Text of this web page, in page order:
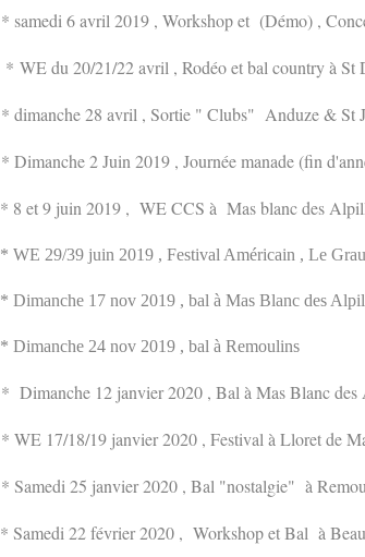
* samedi 6 avril 2019 , Workshop et (Démo) ,
* WE du 20/21/22 avril , Rodéo et bal country à St
* dimanche 28 avril , Sortie " Clubs" Anduze & St
* Dimanche 2 Juin 2019 , Journée manade (fin
* 8 et 9 juin 2019 , WE CCS à Mas blanc des
* WE 29/39 juin 2019 , Festival Américain , Le
* Dimanche 17 nov 2019 , bal à Mas Blanc des
* Dimanche 24 nov 2019 , bal à Remoulins
* Dimanche 12 janvier 2020 , Bal à Mas Blanc des
* WE 17/18/19 janvier 2020 , Festival à Lloret de
* Samedi 25 janvier 2020 , Bal "nostalgie" à
* Samedi 22 février 2020 , Workshop et Bal à